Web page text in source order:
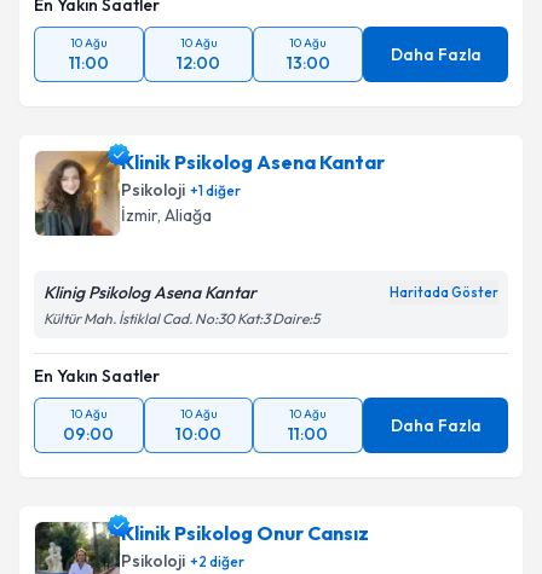
En Yakın Saatler
10 Ağu
11:00
10 Ağu
12:00
10 Ağu
13:00 Daha Fazla
Klinik Psikolog Asena Kantar
Psikoloji +1diğer
İzmir, Aliağa
Klinig Psikolog Asena Kantar Haritada Göster
Kültür Mah. İstiklal Cad. No:30 Kat:3 Daire:5
En Yakın Saatler
10 Ağu
09:00
10 Ağu
10:00
10 Ağu
11:00 Daha Fazla
Klinik Psikolog Onur Cansız
Psikoloji +2 diğer